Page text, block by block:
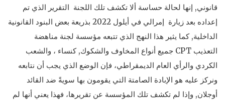
قانوني, إنها لحالة حساسة ألا تكشف تلك اللجنة التقرير الذي تم
إعداده بعد زيارة إمرالي في أيلول 2022 بذريعة بعض البنود القانونية
الداخلية, كما يثير هذا النهج الذي تتبعه مؤسسة لجنة مناهضة
التعذيب CPT جميع أنواع المخاوف والشكوك, كنساء ، والشعب
الكردي والرأي العام الديمقراطي، فإن الوضع الذي يجب أن نتابعه
ونركز عليه هو الإبادة الصامتة التي يقومون بها سويةً ضد القائد
أوجلان, وإذا لم تكشف تلك المؤسسة عن تقريرها، فهذا يعني أنها لم